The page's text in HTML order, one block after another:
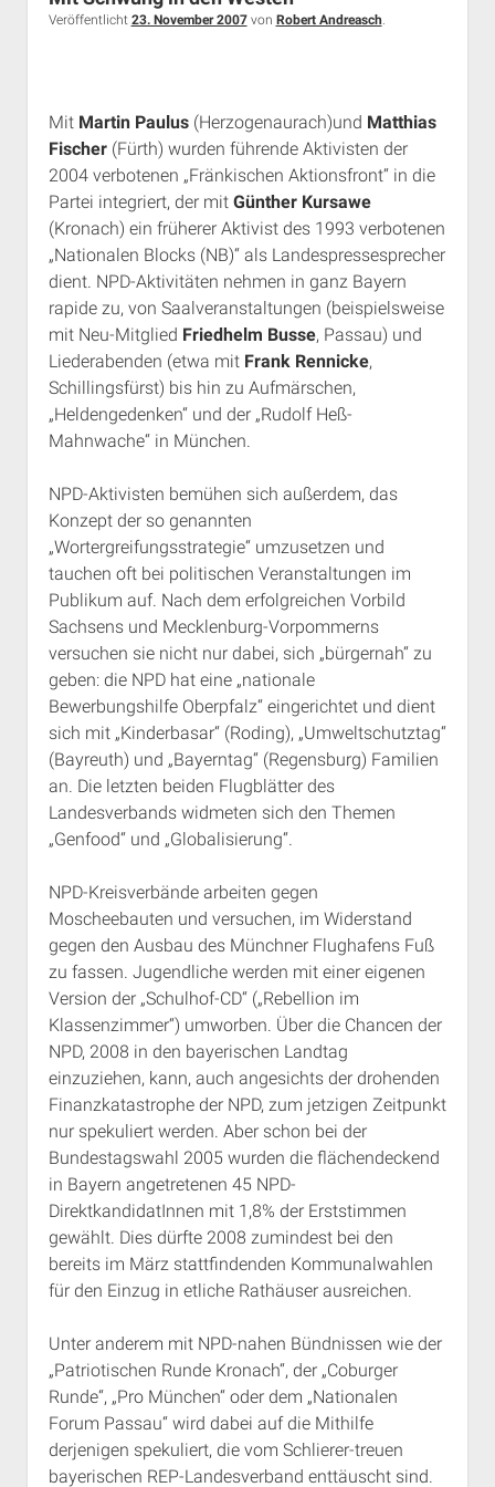
Rechte Termine München
Über a.i.d.a.
Kontakt & PGP-Key
Veröffentlicht 23. November 2007von Robert Andreasch
Mit Martin Paulus(Herzogenaurach)und Matthias
Fischer(Fürth) wurden führende Aktivisten der
2004 verbotenen „Fränkischen Aktionsfront“ in die
Partei integriert, der mit Günther Kursawe
(Kronach) ein früherer Aktivist des 1993 verbotenen
„Nationalen Blocks (NB)“ als Landespressesprecher
dient. NPD-Aktivitäten nehmen in ganz Bayern
rapide zu, von Saalveranstaltungen (beispielsweise
mit Neu-Mitglied Friedhelm Busse, Passau) und
Liederabenden (etwa mit Frank Rennicke,
Schillingsfürst) bis hin zu Aufmärschen,
„Heldengedenken“ und der „Rudolf Heß-
Mahnwache“ in München.
NPD-Aktivisten bemühen sich außerdem, das
Konzept der so genannten
„Wortergreifungsstrategie“ umzusetzen und
tauchen oft bei politischen Veranstaltungen im
Publikum auf. Nach dem erfolgreichen Vorbild
Sachsens und Mecklenburg-Vorpommerns
versuchen sie nicht nur dabei, sich „bürgernah“ zu
geben: die NPD hat eine „nationale
Bewerbungshilfe Oberpfalz“ eingerichtet und dient
sich mit „Kinderbasar“ (Roding), „Umweltschutztag“
(Bayreuth) und „Bayerntag“ (Regensburg) Familien
an. Die letzten beiden Flugblätter des
Landesverbands widmeten sich den Themen
„Genfood“ und „Globalisierung“.
NPD-Kreisverbände arbeiten gegen
Moscheebauten und versuchen, im Widerstand
gegen den Ausbau des Münchner Flughafens Fuß
zu fassen. Jugendliche werden mit einer eigenen
Version der „Schulhof-CD“ („Rebellion im
Klassenzimmer“) umworben. Über die Chancen der
NPD, 2008 in den bayerischen Landtag
einzuziehen, kann, auch angesichts der drohenden
Finanzkatastrophe der NPD, zum jetzigen Zeitpunkt
nur spekuliert werden. Aber schon bei der
Bundestagswahl 2005 wurden die flächendeckend
in Bayern angetretenen 45 NPD-
DirektkandidatInnen mit 1,8% der Erststimmen
gewählt. Dies dürfte 2008 zumindest bei den
bereits im März stattfindenden Kommunalwahlen
für den Einzug in etliche Rathäuser ausreichen.
Unter anderem mit NPD-nahen Bündnissen wie der
„Patriotischen Runde Kronach“, der „Coburger
Runde“, „Pro München“ oder dem „Nationalen
Forum Passau“ wird dabei auf die Mithilfe
derjenigen spekuliert, die vom Schlierer-treuen
bayerischen REP-Landesverband enttäuscht sind.